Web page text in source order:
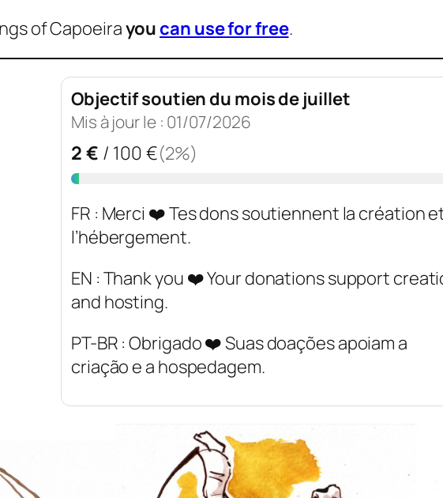
of Capoeirayou can use for free.
Objectif soutien du mois de juillet
Mis à jour le : 01/07/2026
2€ / 100 €(2%)
FR : Merci ❤️ Tes dons soutiennent la création
l’hébergement.
EN : Thank you ❤️ Your donations support
and hosting.
PT-BR : Obrigado ❤️ Suas doações apoiam a
criação e a hospedagem.